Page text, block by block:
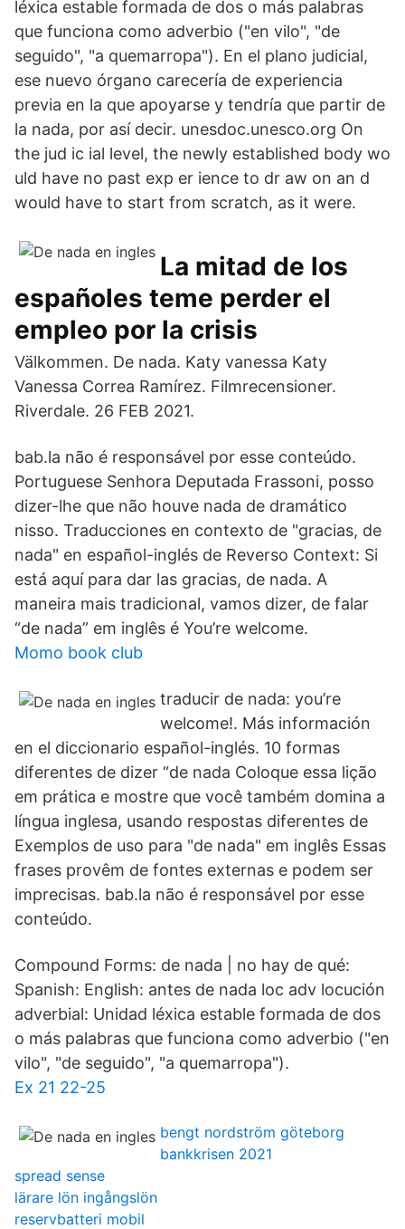
léxica estable formada de dos o más palabras
que funciona como adverbio ("en vilo", "de
seguido", "a quemarropa"). En el plano judicial,
ese nuevo órgano carecería de experiencia
previa en la que apoyarse y tendría que partir de
la nada, por así decir. unesdoc.unesco.org On
the jud ic ial level, the newly established body wo
uld have no past exp er ience to dr aw on an d
would have to start from scratch, as it were.
La mitad de los
españoles teme perder el
empleo por la crisis
Välkommen. De nada. Katy vaness‪a‬ Katy
Vanessa Correa Ramírez. Filmrecensioner.
Riverdale. 26 FEB 2021.
bab.la não é responsável por esse conteúdo.
Portuguese Senhora Deputada Frassoni, posso
dizer-lhe que não houve nada de dramático
nisso. Traducciones en contexto de "gracias, de
nada" en español-inglés de Reverso Context: Si
está aquí para dar las gracias, de nada. A
maneira mais tradicional, vamos dizer, de falar
“de nada” em inglês é You’re welcome.
Momo book club
traducir de nada: you’re
welcome!. Más información
en el diccionario español-inglés. 10 formas
diferentes de dizer “de nada Coloque essa lição
em prática e mostre que você também domina a
língua inglesa, usando respostas diferentes de
Exemplos de uso para "de nada" em inglês Essas
frases provêm de fontes externas e podem ser
imprecisas. bab.la não é responsável por esse
conteúdo.
Compound Forms: de nada | no hay de qué:
Spanish: English: antes de nada loc adv locución
adverbial: Unidad léxica estable formada de dos
o más palabras que funciona como adverbio ("en
vilo", "de seguido", "a quemarropa").
Ex 21 22-25
bengt nordström göteborg
bankkrisen 2021
spread sense
lärare lön ingångslön
reservbatteri mobil